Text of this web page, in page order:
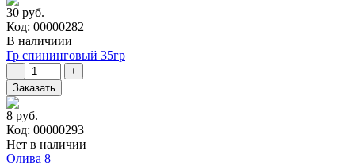
30 руб.
Код: 00000282
В наличиии
Гр спининговый 35гр
8 руб.
Код: 00000293
Нет в наличии
Олива 8